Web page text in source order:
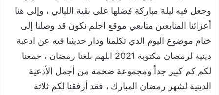
وجعل فيه ليلة مباركة فضلها على بقية الليالي ، وإلى هنا
أعزائنا المتابعين متابعي موقع احلم نكون قد وصلنا إلى
ختام موضوع اليوم الذي تكلمنا ودار حديثنا فيه عن ادعية
دينية لرمضان مكتوبة 2021 اللهم بلغنا رمضان ، جمعنا
لكم كم كبير جداً ومجموعة ضخمة من أجمل الأدعية
الدينية لشهر رمضان المبارك ، فقد أرفقنا لكم ثلاثة